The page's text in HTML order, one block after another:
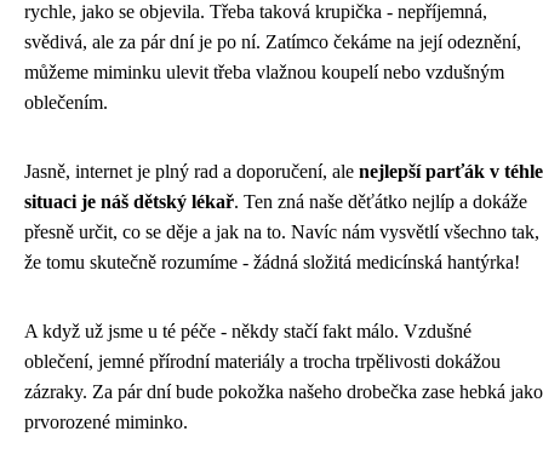
rychle, jako se objevila. Třeba taková krupička - nepříjemná,
svědivá, ale za pár dní je po ní. Zatímco čekáme na její odeznění,
můžeme miminku ulevit třeba vlažnou koupelí nebo vzdušným
oblečením.
Jasně, internet je plný rad a doporučení, ale nejlepší parťák v téhle
situaci je náš dětský lékař. Ten zná naše děťátko nejlíp a dokáže
přesně určit, co se děje a jak na to. Navíc nám vysvětlí všechno tak,
že tomu skutečně rozumíme - žádná složitá medicínská hantýrka!
A když už jsme u té péče - někdy stačí fakt málo. Vzdušné
oblečení, jemné přírodní materiály a trocha trpělivosti dokážou
zázraky. Za pár dní bude pokožka našeho drobečka zase hebká jako
prvorozené miminko.